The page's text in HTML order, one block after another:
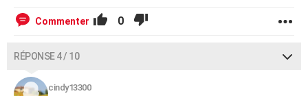
Commenter 0
RÉPONSE 4 / 10
cindy13300